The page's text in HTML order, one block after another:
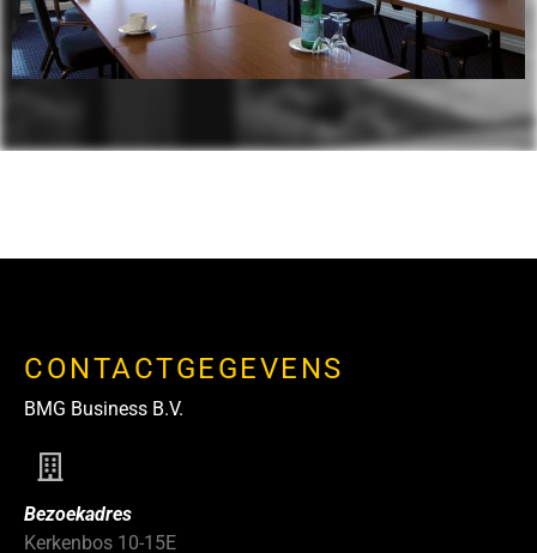
CONTACTGEGEVENS
BMG Business B.V.
Bezoekadres
Kerkenbos 10-15E